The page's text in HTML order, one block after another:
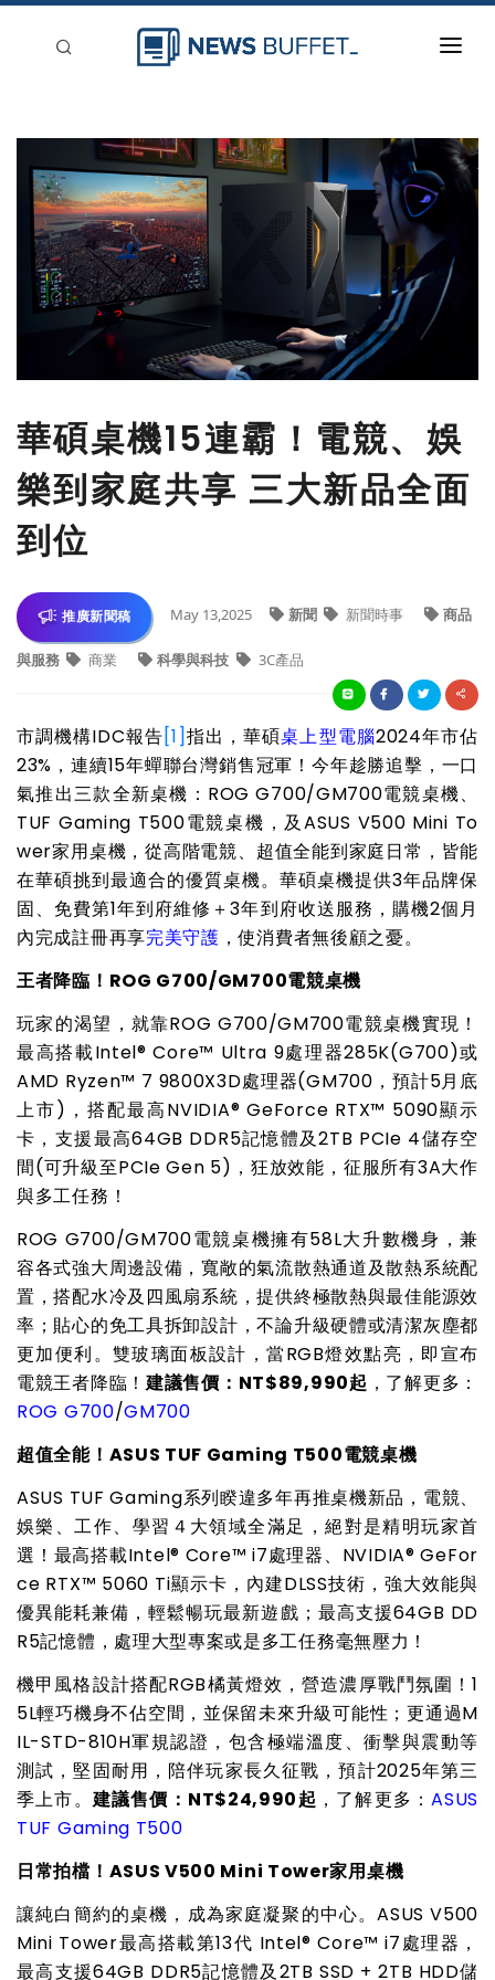
新聞稿分類
登入
刊登
華碩桌機15連霸！電競、娛
樂到家庭共享 三大新品全面
到位
推廣新聞稿 May 13,2025 新聞 新聞時事 商品
與服務 商業 科學與科技 3C產品
市調機構IDC報告[1]指出，華碩桌上型電腦2024年市佔
23%，連續15年蟬聯台灣銷售冠軍！今年趁勝追擊，一口
氣推出三款全新桌機：ROG G700/GM700電競桌機、
TUF Gaming T500電競桌機，及ASUS V500 Mini To
wer家用桌機，從高階電競、超值全能到家庭日常，皆能
在華碩挑到最適合的優質桌機。華碩桌機提供3年品牌保
固、免費第1年到府維修＋3年到府收送服務 ，購機2個月
內完成註冊再享完美守護 ，使消費者無後顧之憂。
王者降臨！ROG G700/GM700電競桌機
玩家的渴望，就靠ROG G700/GM700電競桌機實現！
最高搭載Intel® Core™ Ultra 9處理器285K(G700)或
AMD Ryzen™ 7 9800X3D處理器(GM700，預計5月底
上市)，搭配最高NVIDIA® GeForce RTX™ 5090顯示
卡，支援最高64GB DDR5記憶體及2TB PCIe 4儲存空
間(可升級至PCIe Gen 5)，狂放效能，征服所有3A大作
與多工任務！
ROG G700/GM700電競桌機擁有58L大升數機身，兼
容各式強大周邊設備，寬敞的氣流散熱通道及散熱系統配
置，搭配水冷及四風扇系統，提供終極散熱與最佳能源效
率；貼心的免工具拆卸設計，不論升級硬體或清潔灰塵都
更加便利。雙玻璃面板設計，當RGB燈效點亮，即宣布
電競王者降臨！建議售價：NT$89,990起 ，了解更多：
ROG G700/GM700
超值全能！ASUS TUF Gaming T500電競桌機
ASUS TUF Gaming系列睽違多年再推桌機新品，電競、
娛樂、工作、學習４大領域全滿足，絕對是精明玩家首
選！最高搭載Intel® Core™ i7處理器、NVIDIA® GeFor
ce RTX™ 5060 Ti顯示卡，內建DLSS技術，強大效能與
優異能耗兼備，輕鬆暢玩最新遊戲；最高支援64GB DD
R5記憶體，處理大型專案或是多工任務毫無壓力！
機甲風格設計搭配RGB橘黃燈效，營造濃厚戰鬥氛圍！1
5L輕巧機身不佔空間，並保留未來升級可能性；更通過M
IL-STD-810H軍規認證，包含極端溫度、衝擊與震動等
測試，堅固耐用，陪伴玩家長久征戰，預計2025年第三
季上市。建議售價：NT$24,990起 ，了解更多：ASUS
TUF Gaming T500
日常拍檔！ASUS V500 Mini Tower家用桌機
讓純白簡約的桌機，成為家庭凝聚的中心。ASUS V500
Mini Tower最高搭載第13代 Intel® Core™ i7處理器，
最高支援64GB DDR5記憶體及2TB SSD + 2TB HDD儲